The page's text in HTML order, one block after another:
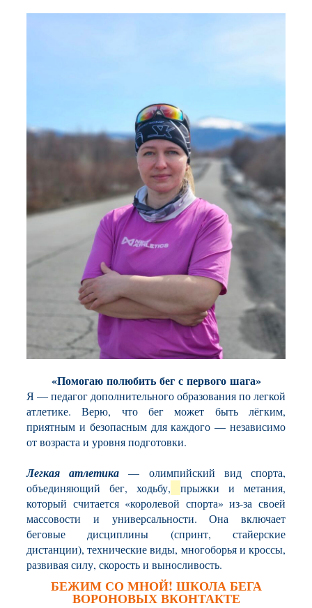
«Помогаюполюбитьбегспервогошага»
Я — педагог дополнительного образования по легкой
атлетике. Верю, что бег может быть лёгким,
приятным и безопасным для каждого — независимо
от возраста и уровня подготовки.
Легкая атлетика—олимпийский вид спорта,
объединяющий бег, ходьбу,
прыжки и метания,
который считается «королевой спорта» из-за своей
массовости и универсальности. Она включает
беговые дисциплины (спринт, стайерские
дистанции), технические виды, многоборья и кроссы,
развивая силу, скорость и выносливость.
БЕЖИМ СО МНОЙ! ШКОЛА БЕГА
ВОРОНОВЫХ ВКОНТАКТЕ